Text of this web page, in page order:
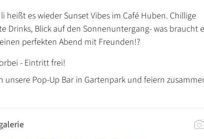
heißt es wieder Sunset Vibes im Café Huben. Chillige
Drinks, Blick auf den Sonnenuntergang- was braucht
perfekten Abend mit Freunden!?
- Eintritt frei!
unsere Pop-Up Bar in Gartenpark und feiern